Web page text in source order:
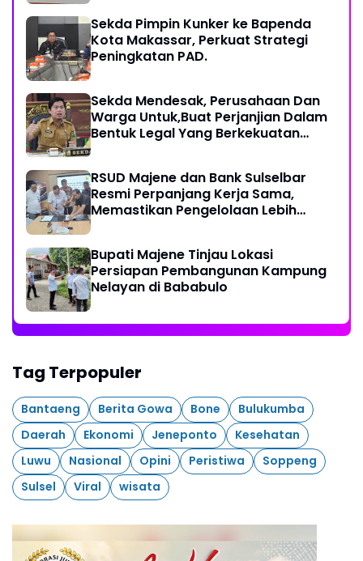
Sekda Pimpin Kunker ke Bapenda
Kota Makassar, Perkuat Strategi
Peningkatan PAD.
Sekda Mendesak, Perusahaan Dan
Warga Untuk,Buat Perjanjian Dalam
Bentuk Legal Yang Berkekuatan
RSUD Majene dan Bank Sulselbar
Resmi Perpanjang Kerja Sama,
Memastikan Pengelolaan Lebih
Bupati Majene Tinjau Lokasi
Persiapan Pembangunan Kampung
Nelayan di Bababulo
Tag Terpopuler
Bantaeng Berita Gowa Bone
Bulukumba
Daerah
Ekonomi Jeneponto
Kesehatan
Luwu
Nasional Opini Peristiwa
Soppeng
Sulsel
Viral wisata